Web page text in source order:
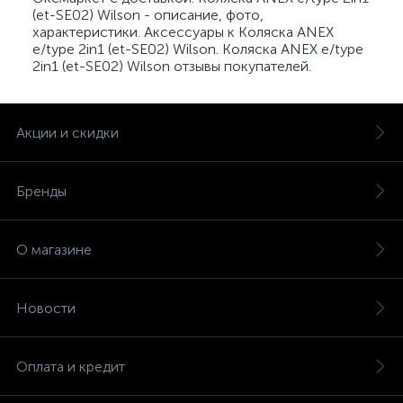
(et-SE02) Wilson - описание, фото,
характеристики. Аксессуары к Коляска ANEX
e/type 2in1 (et-SE02) Wilson. Коляска ANEX e/type
2in1 (et-SE02) Wilson отзывы покупателей.
Акции и скидки
Бренды
О магазине
Новости
Оплата и кредит